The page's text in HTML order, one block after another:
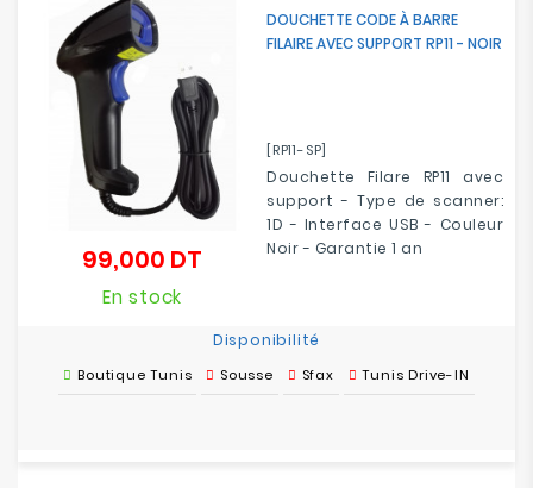
DOUCHETTE CODE À BARRE
FILAIRE AVEC SUPPORT RP11 - NOIR
[RP11-SP]
Douchette Filare RP11 avec
support - Type de scanner:
1D - Interface USB - Couleur
Noir - Garantie 1 an
99,000 DT
En stock
Disponibilité
Boutique Tunis Sousse Sfax Tunis Drive-IN